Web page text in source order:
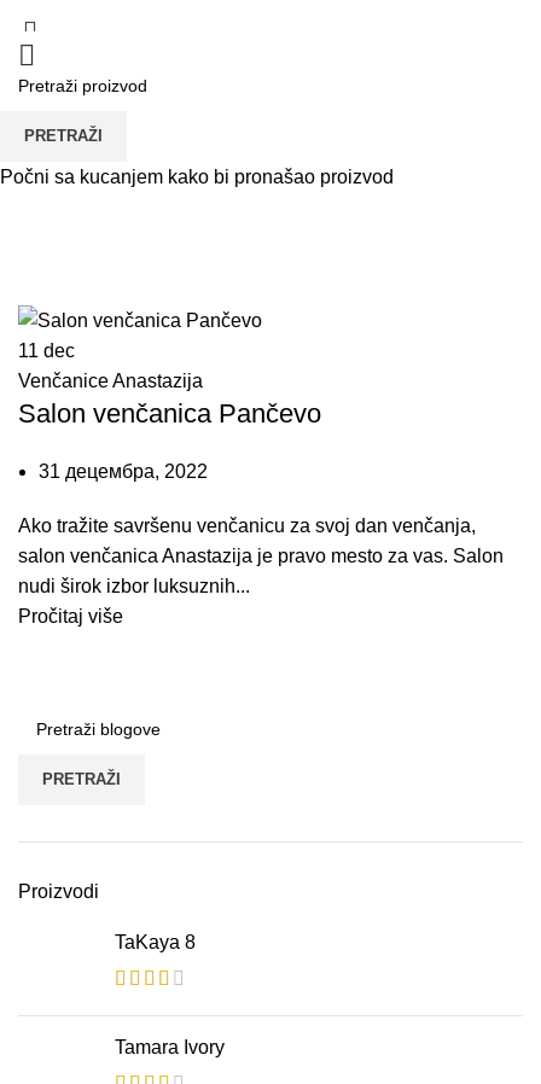
venčanica u Pančevu
11 dec
Venčanice Anastazija
Salon venčanica Pančevo
31 децембра, 2022
Ako tražite savršenu venčanicu za svoj dan venčanja,
salon venčanica Anastazija je pravo mesto za vas. Salon
nudi širok izbor luksuznih...
Pročitaj više
PRETRAŽI
Proizvodi
TaKaya 8
Tamara Ivory
PRETRAŽI
Počni sa kucanjem kako bi pronašao proizvod